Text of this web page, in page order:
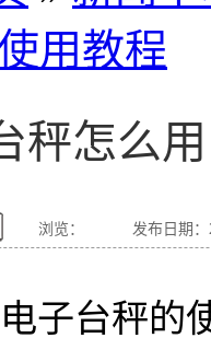
用教程
秤怎么
浏览： 发布日期：
子台秤的